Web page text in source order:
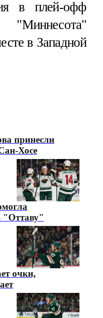
в плей-офф
в Западной
принесли
Хосе
"Оттаву"
очки,